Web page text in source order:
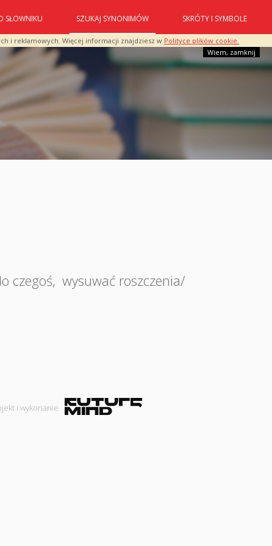
i reklamowych. Więcej informacji znajdziesz w Polityce plików cookie.
Wiem, zamknij
SŁOWNIKU SZUKAJ SYNONIMÓW SKRÓTY I SYMBOLE
czegoś, wysuwać roszczenia/
i wykonanie